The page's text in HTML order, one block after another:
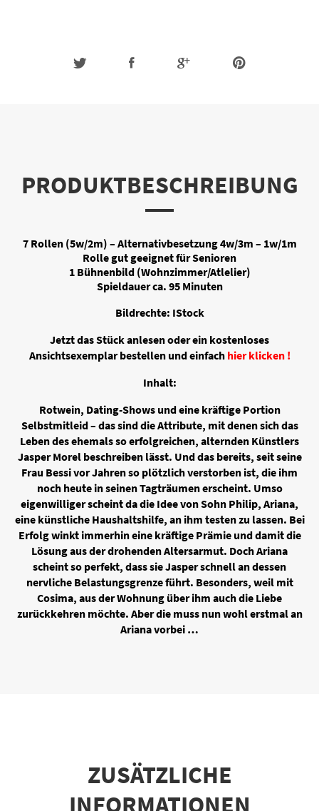
PRODUKTBESCHREIBUNG
7 Rollen (5w/2m) – Alternativbesetzung 4w/3m – 1w/1m
Rolle gut geeignet für Senioren
1 Bühnenbild (Wohnzimmer/Atlelier)
Spieldauer ca. 95 Minuten
Bildrechte: IStock
Jetzt das Stück anlesen oder ein kostenloses
Ansichtsexemplar bestellen und einfach hier klicken !
Inhalt:
Rotwein, Dating-Shows und eine kräftige Portion
Selbstmitleid – das sind die Attribute, mit denen sich das
Leben des ehemals so erfolgreichen, alternden Künstlers
Jasper Morel beschreiben lässt. Und das bereits, seit seine
Frau Bessi vor Jahren so plötzlich verstorben ist, die ihm
noch heute in seinen Tagträumen erscheint. Umso
eigenwilliger scheint da die Idee von Sohn Philip, Ariana,
eine künstliche Haushaltshilfe, an ihm testen zu lassen. Bei
Erfolg winkt immerhin eine kräftige Prämie und damit die
Lösung aus der drohenden Altersarmut. Doch Ariana
scheint so perfekt, dass sie Jasper schnell an dessen
nervliche Belastungsgrenze führt. Besonders, weil mit
Cosima, aus der Wohnung über ihm auch die Liebe
zurückkehren möchte. Aber die muss nun wohl erstmal an
Ariana vorbei …
ZUSÄTZLICHE
INFORMATIONEN